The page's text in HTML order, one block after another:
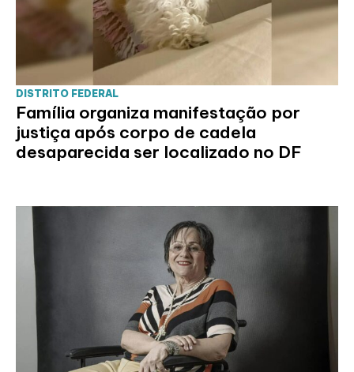
DISTRITO FEDERAL
Família organiza manifestação por
justiça após corpo de cadela
desaparecida ser localizado no DF